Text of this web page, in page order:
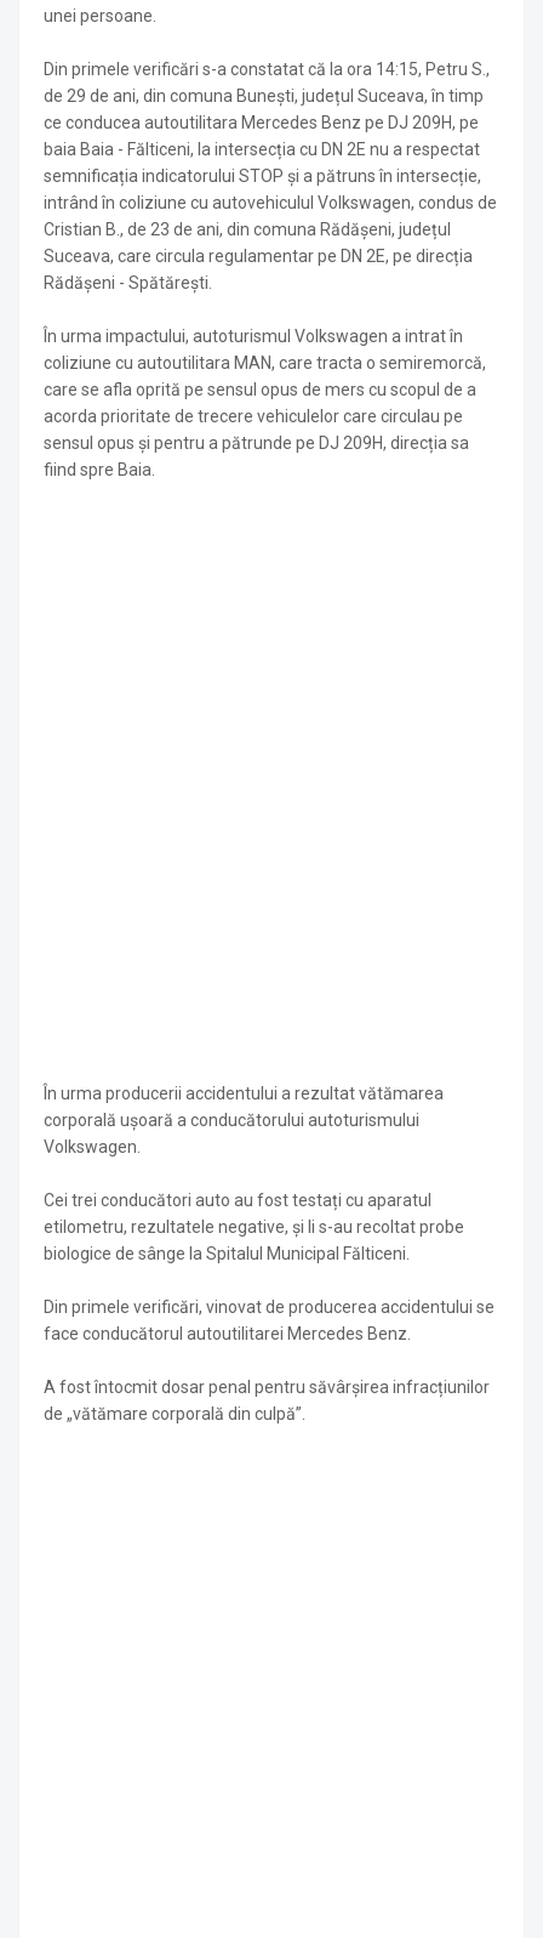
unei persoane.
Din primele verificări s-a constatat că la ora 14:15, Petru S.,
de 29 de ani, din comuna Bunești, județul Suceava, în timp
ce conducea autoutilitara Mercedes Benz pe DJ 209H, pe
baia Baia - Fălticeni, la intersecția cu DN 2E nu a respectat
semnificația indicatorului STOP și a pătruns în intersecție,
intrând în coliziune cu autovehiculul Volkswagen, condus de
Cristian B., de 23 de ani, din comuna Rădășeni, județul
Suceava, care circula regulamentar pe DN 2E, pe direcția
Rădășeni - Spătărești.
În urma impactului, autoturismul Volkswagen a intrat în
coliziune cu autoutilitara MAN, care tracta o semiremorcă,
care se afla oprită pe sensul opus de mers cu scopul de a
acorda prioritate de trecere vehiculelor care circulau pe
sensul opus și pentru a pătrunde pe DJ 209H, direcția sa
fiind spre Baia.
În urma producerii accidentului a rezultat vătămarea
corporală ușoară a conducătorului autoturismului
Volkswagen.
Cei trei conducători auto au fost testați cu aparatul
etilometru, rezultatele negative, și li s-au recoltat probe
biologice de sânge la Spitalul Municipal Fălticeni.
Din primele verificări, vinovat de producerea accidentului se
face conducătorul autoutilitarei Mercedes Benz.
A fost întocmit dosar penal pentru săvârșirea infracțiunilor
de „vătămare corporală din culpă”.